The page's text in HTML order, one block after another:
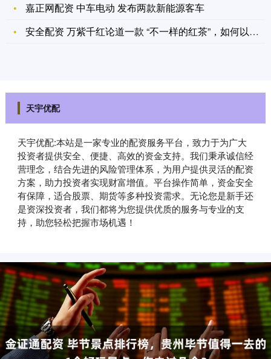
嘉正网配资 中车电动 发布两款新能源客车
安全配资 万紫千红论道一款 “不一样的红茶”，如何以工艺创新
天宇优配
天宇优配:本站是一家专业的配资服务平台，致力于为广大
投资者提供安全、便捷、高效的资金支持。我们秉承诚信经
营理念，结合先进的风险管理体系，为用户提供灵活的配资
方案，助力投资者实现财富增值。平台操作简单，资金安全
有保障，适合股票、期货等多种投资需求。无论您是新手还
是资深投资者，我们都将为您提供优质的服务与专业的支
持，助您轻松把握市场机遇！